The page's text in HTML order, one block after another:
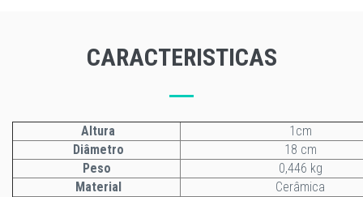
CARACTERISTICAS
Altura
1cm
Diâmetro
18 cm
Peso
0,446 kg
Material
Cerâmica